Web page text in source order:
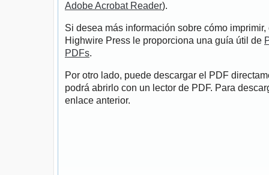
Adobe Acrobat Reader).
Si desea más información sobre cómo
Highwire Press le proporciona una guía útil de
PDFs.
Por otro lado, puede descargar el PDF
podrá abrirlo con un lector de PDF. Para
enlace anterior.